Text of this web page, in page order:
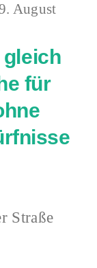
gleich
für
August
Straße